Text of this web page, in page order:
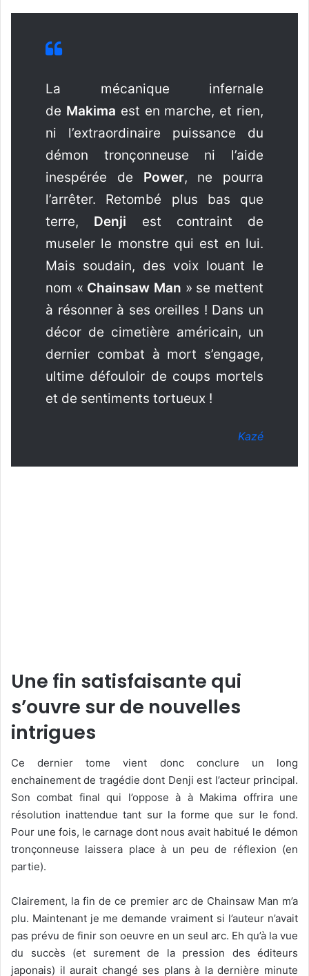
La mécanique infernale
de Makima est en marche, et rien,
ni l’extraordinaire puissance du
démon tronçonneuse ni l’aide
inespérée de Power, ne pourra
l’arrêter. Retombé plus bas que
terre, Denji est contraint de
museler le monstre qui est en lui.
Mais soudain, des voix louant le
nom « Chainsaw Man » se mettent
à résonner à ses oreilles ! Dans un
décor de cimetière américain, un
dernier combat à mort s’engage,
ultime défouloir de coups mortels
et de sentiments tortueux !
Kazé
Une fin satisfaisante qui
s’ouvre sur de nouvelles
intrigues
Ce dernier tome vient donc conclure un long
enchainement de tragédie dont Denji est l’acteur principal.
Son combat final qui l’oppose à à Makima offrira une
résolution inattendue tant sur la forme que sur le fond.
Pour une fois, le carnage dont nous avait habitué le démon
tronçonneuse laissera place à un peu de réflexion (en
partie).
Clairement, la fin de ce premier arc de Chainsaw Man m’a
plu. Maintenant je me demande vraiment si l’auteur n’avait
pas prévu de finir son oeuvre en un seul arc. Eh qu’à la vue
du succès (et surement de la pression des éditeurs
japonais) il aurait changé ses plans à la dernière minute